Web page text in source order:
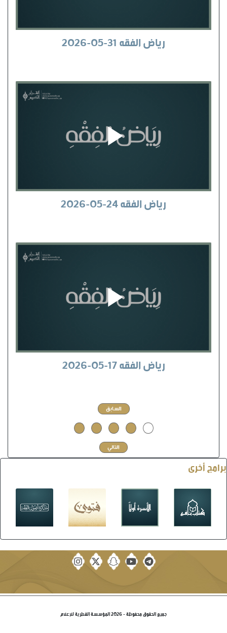
رياض الفقه 31-05-2026
رياض الفقه 24-05-2026
رياض الفقه 17-05-2026
السابق
1
2
3
4
5
التالي
برامج أخرى
جميع الحقوق محفوظة - 2026 المؤسسة القطرية للإعلام